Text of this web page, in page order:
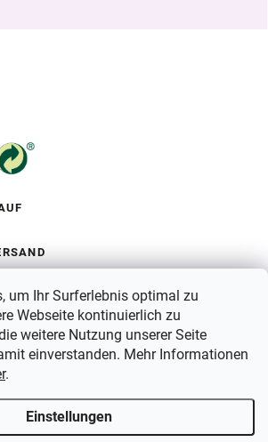
um Ihr Surferlebnis optimal zu
Webseite kontinuierlich zu
weitere Nutzung unserer Seite
einverstanden. Mehr Informationen
.
Einstellungen